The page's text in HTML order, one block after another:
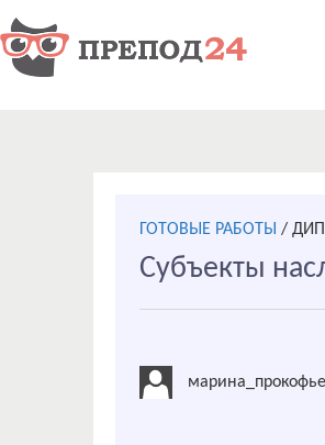
ГОТОВЫЕ РАБОТЫ /
Субъекты